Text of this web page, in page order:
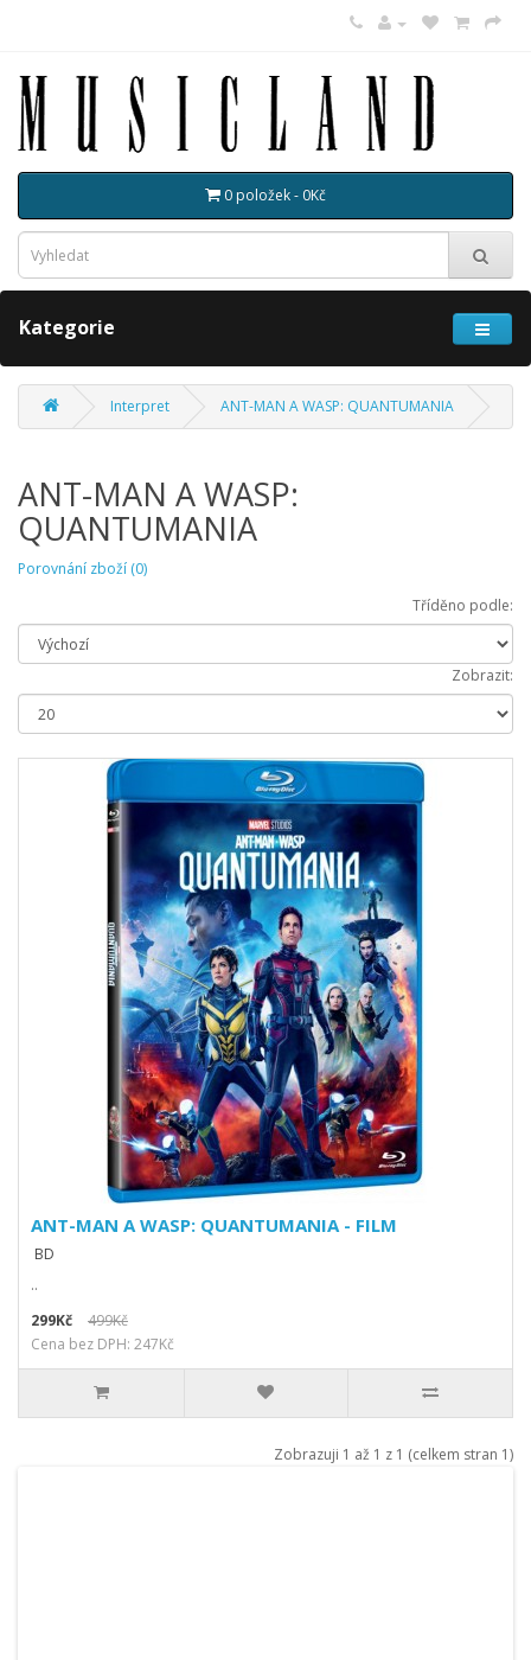
0 položek - 0Kč
Kategorie
Interpret ANT-MAN A WASP: QUANTUMANIA
ANT-MAN A WASP:
QUANTUMANIA
Porovnání zboží (0)
Tříděno podle:
Zobrazit:
ANT-MAN A WASP: QUANTUMANIA - FILM
BD
..
299Kč
499Kč
Cena bez DPH: 247Kč
Zobrazuji 1 až 1 z 1 (celkem stran 1)